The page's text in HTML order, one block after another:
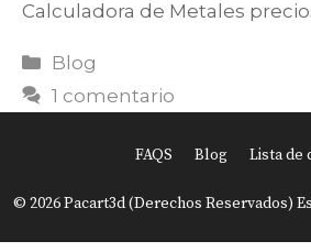
Calculadora de Metales
Categorías
Blog
1 comentario
FAQS Blog Lista de
© 2026 Pacart3d (Derechos Reservados)
0.00